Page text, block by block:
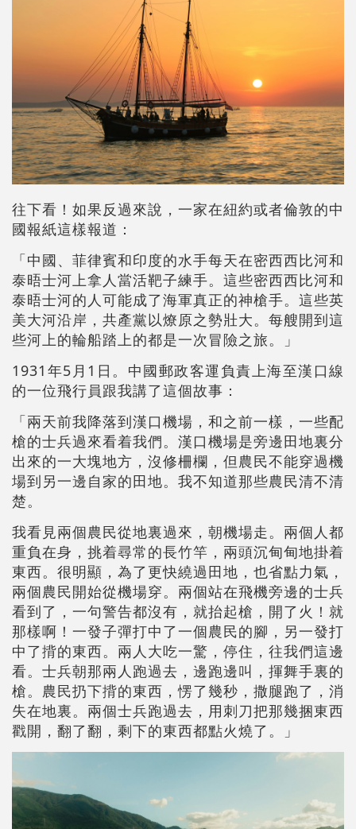
往下看！如果反過來說，一家在紐約或者倫敦的中
國報紙這樣報道：
「中國、菲律賓和印度的水手每天在密西西比河和
泰晤士河上拿人當活靶子練手。這些密西西比河和
泰晤士河的人可能成了海軍真正的神槍手。這些英
美大河沿岸，共產黨以燎原之勢壯大。每艘開到這
些河上的輪船踏上的都是一次冒險之旅。」
1931年5月1日。中國郵政客運負責上海至漢口線
的一位飛行員跟我講了這個故事：
「兩天前我降落到漢口機場，和之前一樣，一些配
槍的士兵過來看着我們。漢口機場是旁邊田地裏分
出來的一大塊地方，沒修柵欄，但農民不能穿過機
場到另一邊自家的田地。我不知道那些農民清不清
楚。
我看見兩個農民從地裏過來，朝機場走。兩個人都
重負在身，挑着尋常的長竹竿，兩頭沉甸甸地掛着
東西。很明顯，為了更快繞過田地，也省點力氣，
兩個農民開始從機場穿。兩個站在飛機旁邊的士兵
看到了，一句警告都沒有，就抬起槍，開了火！就
那樣啊！一發子彈打中了一個農民的腳，另一發打
中了揹的東西。兩人大吃一驚，停住，往我們這邊
看。士兵朝那兩人跑過去，邊跑邊叫，揮舞手裏的
槍。農民扔下揹的東西，愣了幾秒，撒腿跑了，消
失在地裏。兩個士兵跑過去，用刺刀把那幾捆東西
戳開，翻了翻，剩下的東西都點火燒了。」